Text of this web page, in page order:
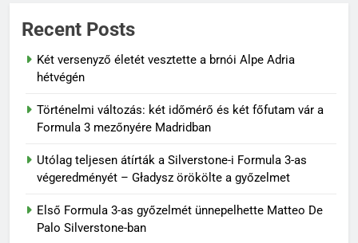
Recent Posts
Két versenyző életét vesztette a brnói Alpe Adria
hétvégén
Történelmi változás: két időmérő és két főfutam vár a
Formula 3 mezőnyére Madridban
Utólag teljesen átírták a Silverstone-i Formula 3-as
végeredményét – Gładysz örökölte a győzelmet
Első Formula 3-as győzelmét ünnepelhette Matteo De
Palo Silverstone-ban